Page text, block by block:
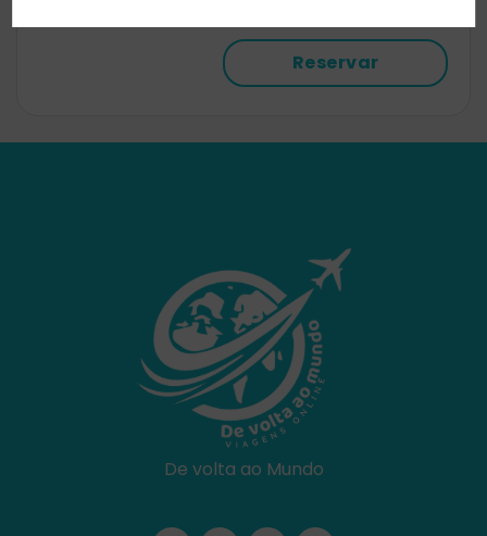
Reservar
De volta ao Mundo